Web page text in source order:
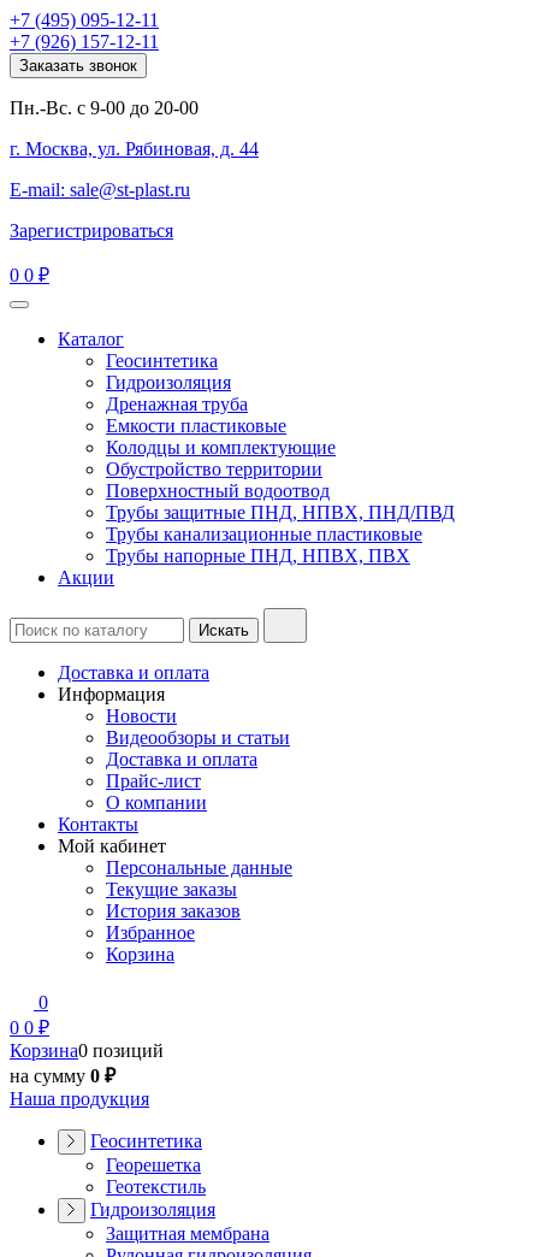
+7 (495) 095-12-11
+7 (926) 157-12-11
Заказать звонок
Пн.-Вс. с 9-00 до 20-00
г. Москва, ул. Рябиновая, д. 44
E-mail: sale@st-plast.ru
Зарегистрироваться
0 0 ₽
Каталог
Геосинтетика
Гидроизоляция
Дренажная труба
Емкости пластиковые
Колодцы и комплектующие
Обустройство территории
Поверхностный водоотвод
Трубы защитные ПНД, НПВХ, ПНД/ПВД
Трубы канализационные пластиковые
Трубы напорные ПНД, НПВХ, ПВХ
Акции
Доставка и оплата
Информация
Новости
Видеообзоры и статьи
Доставка и оплата
Прайс-лист
О компании
Контакты
Мой кабинет
Персональные данные
Текущие заказы
История заказов
Избранное
Корзина
0
0 0 ₽
Корзина0 позиций
на сумму 0 ₽
Наша продукция
Геосинтетика
Георешетка
Геотекстиль
Гидроизоляция
Защитная мембрана